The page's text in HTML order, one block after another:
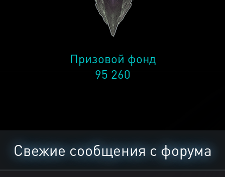
Призовой фонд
95 260
Свежие сообщения с форума